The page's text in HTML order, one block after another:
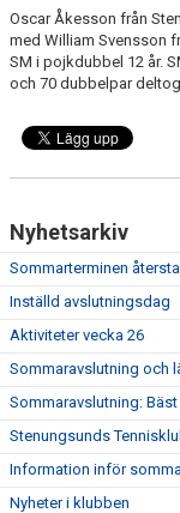
Oscar Åkesson från
med William Svensson
SM i pojkdubbel 12 år.
och 70 dubbelpar
Nyhetsarkiv
Sommarterminen
Inställd avslutningsdag
Aktiviteter vecka 26
Sommaravslutning och
Sommaravslutning:
Stenungsunds
Information inför
Nyheter i klubben